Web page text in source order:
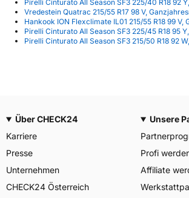
Pirelli Cinturato All Season SF3 225/40 R18 92
Vredestein Quatrac 215/55 R17 98 V,
Hankook ION Flexclimate IL01 215/55 R18 99 V,
Pirelli Cinturato All Season SF3 225/45 R18 95
Pirelli Cinturato All Season SF3 215/50 R18 92
Über CHECK24
Karriere
Presse
Unternehmen
CHECK24 Österreich
Unsere
Profi
Affiliate